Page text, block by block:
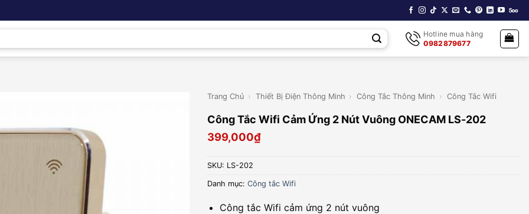
Hotline mua hàng
0982879677
Trang Chủ › Thiết Bị Điện Thông Minh › Công Tắc Thông Minh › Công Tắc Wifi
Công Tắc Wifi Cảm Ứng 2 Nút Vuông ONECAM LS-202
399,000₫
SKU: LS-202
Danh mục: Công tắc Wifi
Công tắc Wifi cảm ứng 2 nút vuông